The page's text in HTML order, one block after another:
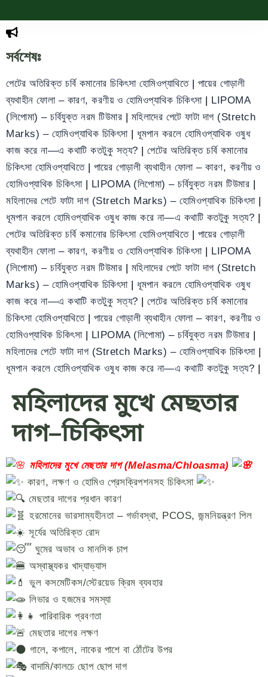
সর্বশেষঃ
পেটের অতিরিক্ত চর্বি কমানোর চিকিৎসা হোমিওপ্যাথিতে | পায়ের গোড়ালী
ব্যথাহীন ফোলা – কারণ, করণীয় ও হোমিওপ্যাথিক চিকিৎসা | LIPOMA
(লিপোমা) – চর্বিযুক্ত নরম টিউমার | মহিলাদের পেটে ফাটা দাগ (Stretch
Marks) – হোমিওপ্যাথিক চিকিৎসা | ধূমপান করলে হোমিওপ্যাথিক ওষুধ
কাজ করে না—এ কথাটি কতটুকু সত্য? | পেটের অতিরিক্ত চর্বি কমানোর
চিকিৎসা হোমিওপ্যাথিতে | পায়ের গোড়ালী ব্যথাহীন ফোলা – কারণ, করণীয় ও
হোমিওপ্যাথিক চিকিৎসা | LIPOMA (লিপোমা) – চর্বিযুক্ত নরম টিউমার |
মহিলাদের পেটে ফাটা দাগ (Stretch Marks) – হোমিওপ্যাথিক চিকিৎসা |
ধূমপান করলে হোমিওপ্যাথিক ওষুধ কাজ করে না—এ কথাটি কতটুকু সত্য? |
পেটের অতিরিক্ত চর্বি কমানোর চিকিৎসা হোমিওপ্যাথিতে | পায়ের গোড়ালী
ব্যথাহীন ফোলা – কারণ, করণীয় ও হোমিওপ্যাথিক চিকিৎসা | LIPOMA
(লিপোমা) – চর্বিযুক্ত নরম টিউমার | মহিলাদের পেটে ফাটা দাগ (Stretch
Marks) – হোমিওপ্যাথিক চিকিৎসা | ধূমপান করলে হোমিওপ্যাথিক ওষুধ
কাজ করে না—এ কথাটি কতটুকু সত্য? | পেটের অতিরিক্ত চর্বি কমানোর
চিকিৎসা হোমিওপ্যাথিতে | পায়ের গোড়ালী ব্যথাহীন ফোলা – কারণ, করণীয় ও
হোমিওপ্যাথিক চিকিৎসা | LIPOMA (লিপোমা) – চর্বিযুক্ত নরম টিউমার |
মহিলাদের পেটে ফাটা দাগ (Stretch Marks) – হোমিওপ্যাথিক চিকিৎসা |
ধূমপান করলে হোমিওপ্যাথিক ওষুধ কাজ করে না—এ কথাটি কতটুকু সত্য? |
মহিলাদের মুখে মেছতার
দাগ–চিকিৎসা
মহিলাদের মুখে মেছতার দাগ (Melasma/Chloasma)
কারণ, লক্ষণ ও হোমিও প্রেসক্রিপশনসহ চিকিৎসা
মেছতার দাগের প্রধান কারণ
হরমোনের ভারসাম্যহীনতা – গর্ভাবস্থা, PCOS, জন্মনিয়ন্ত্রণ পিল
সূর্যের অতিরিক্ত রোদ
ঘুমের অভাব ও মানসিক চাপ
অস্বাস্থ্যকর খাদ্যাভ্যাস
ভুল কসমেটিকস/স্টেরয়েড ক্রিম ব্যবহার
লিভার ও হজমের সমস্যা
পারিবারিক প্রবণতা
মেছতার দাগের লক্ষণ
গালে, কপালে, নাকের পাশে বা ঠোঁটের উপর
বাদামি/কালচে ছোপ ছোপ দাগ